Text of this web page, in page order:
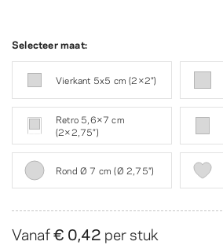
Selecteer maat:
Vierkant 5x5 cm (2×2″)
Retro 5,6×7 cm
(2×2,75″)
Rond Ø 7 cm (Ø 2,75″)
Vanaf€ 0,42 per stuk